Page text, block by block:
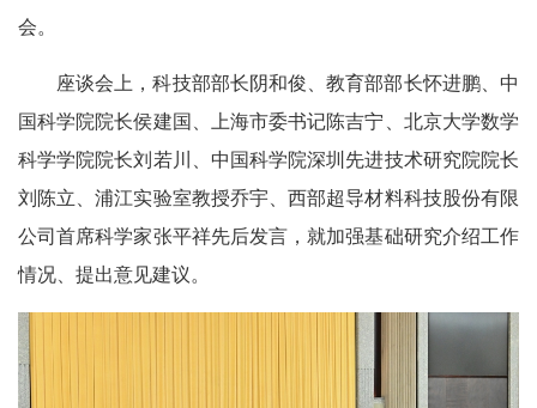
会。
座谈会上，科技部部长阴和俊、教育部部长怀进鹏、中
国科学院院长侯建国、上海市委书记陈吉宁、北京大学数学
科学学院院长刘若川、中国科学院深圳先进技术研究院院长
刘陈立、浦江实验室教授乔宇、西部超导材料科技股份有限
公司首席科学家张平祥先后发言，就加强基础研究介绍工作
情况、提出意见建议。